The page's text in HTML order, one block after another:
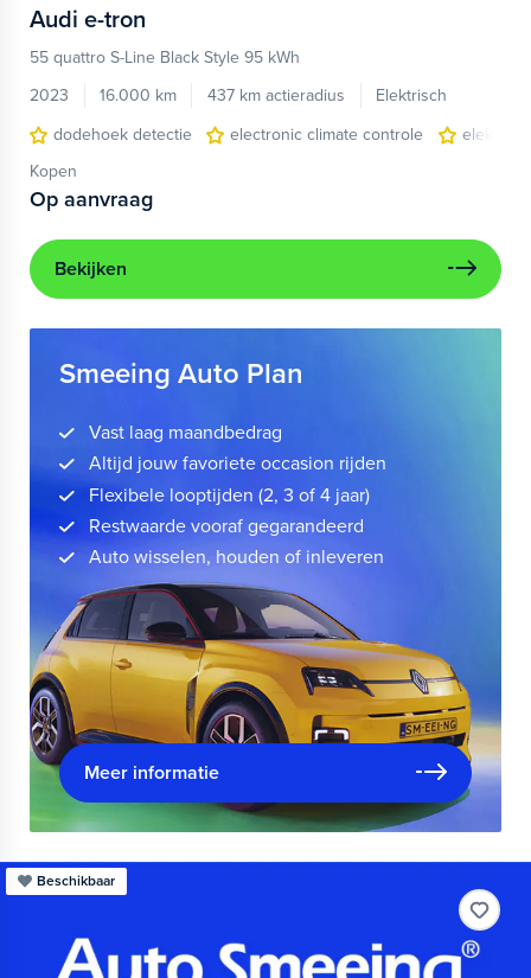
Audi e-tron
55 quattro S-Line Black Style 95 kWh
2023
16.000 km 437 km actieradius
Elektrisch
dodehoek detectie
electronic climate controle
Kopen
Op aanvraag
Bekijken
Smeeing Auto Plan
Vast laag maandbedrag
Altijd jouw favoriete occasion rijden
Flexibele looptijden (2, 3 of 4 jaar)
Restwaarde vooraf gegarandeerd
Auto wisselen, houden of inleveren
Meer informatie
Beschikbaar